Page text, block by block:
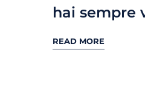
hai sempre
READ MORE